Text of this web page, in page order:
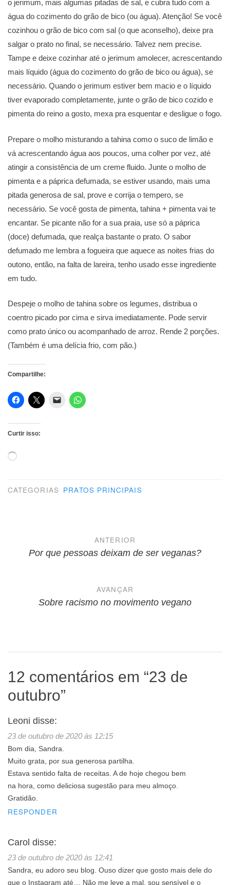
o jerimum, mais algumas pitadas de sal, e cubra tudo com a
água do cozimento do grão de bico (ou água). Atenção! Se você
cozinhou o grão de bico com sal (o que aconselho), deixe pra
salgar o prato no final, se necessário. Talvez nem precise.
Tampe e deixe cozinhar até o jerimum amolecer, acrescentando
mais líquido (água do cozimento do grão de bico ou água), se
necessário. Quando o jerimum estiver bem macio e o líquido
tiver evaporado completamente, junte o grão de bico cozido e
pimenta do reino a gosto, mexa pra esquentar e desligue o fogo.
Prepare o molho misturando a tahina como o suco de limão e
vá acrescentando água aos poucos, uma colher por vez, até
atingir a consistência de um creme fluido. Junte o molho de
pimenta e a páprica defumada, se estiver usando, mais uma
pitada generosa de sal, prove e corrija o tempero, se
necessário. Se você gosta de pimenta, tahina + pimenta vai te
encantar. Se picante não for a sua praia, use só a páprica
(doce) defumada, que realça bastante o prato. O sabor
defumado me lembra a fogueira que aquece as noites frias do
outono, então, na falta de lareira, tenho usado esse ingrediente
em tudo.
Despeje o molho de tahina sobre os legumes, distribua o
coentro picado por cima e sirva imediatamente. Pode servir
como prato único ou acompanhado de arroz. Rende 2 porções.
(Também é uma delícia frio, com pão.)
Compartilhe:
Curtir isso:
Carregando...
CATEGORIAS PRATOS PRINCIPAIS
NavegaçãoANTERIOR
Por que pessoas deixam de ser veganas?
AVANÇAR
Sobre racismo no movimento vegano
12 comentários em “23 de
outubro”
Leoni disse:
23 de outubro de 2020 às 12:15
Bom dia, Sandra.
Muito grata, por sua generosa partilha.
Estava sentido falta de receitas. A de hoje chegou bem
na hora, como deliciosa sugestão para meu almoço.
Gratidão.
RESPONDER
Carol disse:
23 de outubro de 2020 às 12:41
Sandra, eu adoro seu blog. Ouso dizer que gosto mais dele do
que o Instagram até… Não me leve a mal, sou sensível e o